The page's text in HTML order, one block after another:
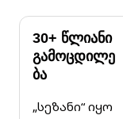
30+ წლიანი
გამოცდილე
ბა
„სეზანი“ იყო